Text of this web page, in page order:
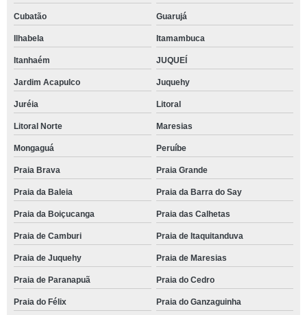
Cubatão Guarujá
Ilhabela Itamambuca
Itanhaém JUQUEÍ
Jardim Acapulco Juquehy
Juréia Litoral
Litoral Norte Maresias
Mongaguá Peruíbe
Praia Brava Praia Grande
Praia da Baleia Praia da Barra do Say
Praia da Boiçucanga Praia das Calhetas
Praia de Camburi Praia de Itaquitanduva
Praia de Juquehy Praia de Maresias
Praia de Paranapuã Praia do Cedro
Praia do Félix Praia do Ganzaguinha